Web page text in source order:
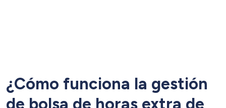
¿Cómo funciona la gestión
de bolsa de horas extra de